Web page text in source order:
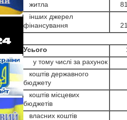
житла
інших джерел
фінансування
Усього
у тому числі за рахунок
коштів державного
бюджету
коштів місцевих
бюджетів
власних коштів